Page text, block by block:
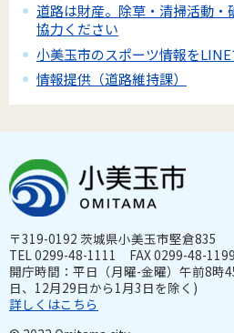
道路は財産。除草・清掃活動・
協力ください
小美玉市のスポーツ情報をLINE
情報提供（道路維持課）
〒319-0192 茨城県小美玉市堅倉835
TEL 0299-48-1111 FAX 0299-48-1199
開庁時間：平日（月曜-金曜）午前8時
日、12月29日から1月3日を除く)
詳しくはこちら